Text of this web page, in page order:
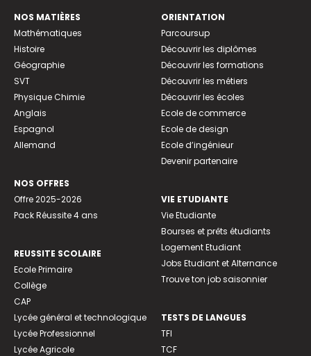
NOS MATIÈRES
Mathématiques
Histoire
Géographie
SVT
Physique Chimie
Anglais
Espagnol
Allemand
NOS OFFRES
Offre 2025-2026
Pack Réussite 4 ans
REUSSITE SCOLAIRE
Ecole Primaire
Collège
CAP
Lycée général et technologique
Lycée Professionnel
Lycée Agricole
ORIENTATION
Parcoursup
Découvrir les diplômes
Découvrir les formations
Découvrir les métiers
Découvrir les écoles
Ecole de commerce
Ecole de design
Ecole d’ingénieur
Devenir partenaire
VIE ETUDIANTE
Vie Etudiante
Bourses et prêts étudiants
Logement Etudiant
Jobs Etudiant et Alternance
Trouve ton job saisonnier
TESTS DE LANGUES
TFI
TCF